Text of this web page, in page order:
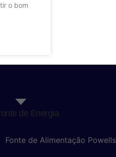
o bom
de Energia
Fonte de Alimentação